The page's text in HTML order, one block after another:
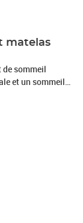
matelas
sommeil
et un sommeil
velours
confort
ressorts
qui
personnalisé
chaque zone.
le transfert
à ressorts